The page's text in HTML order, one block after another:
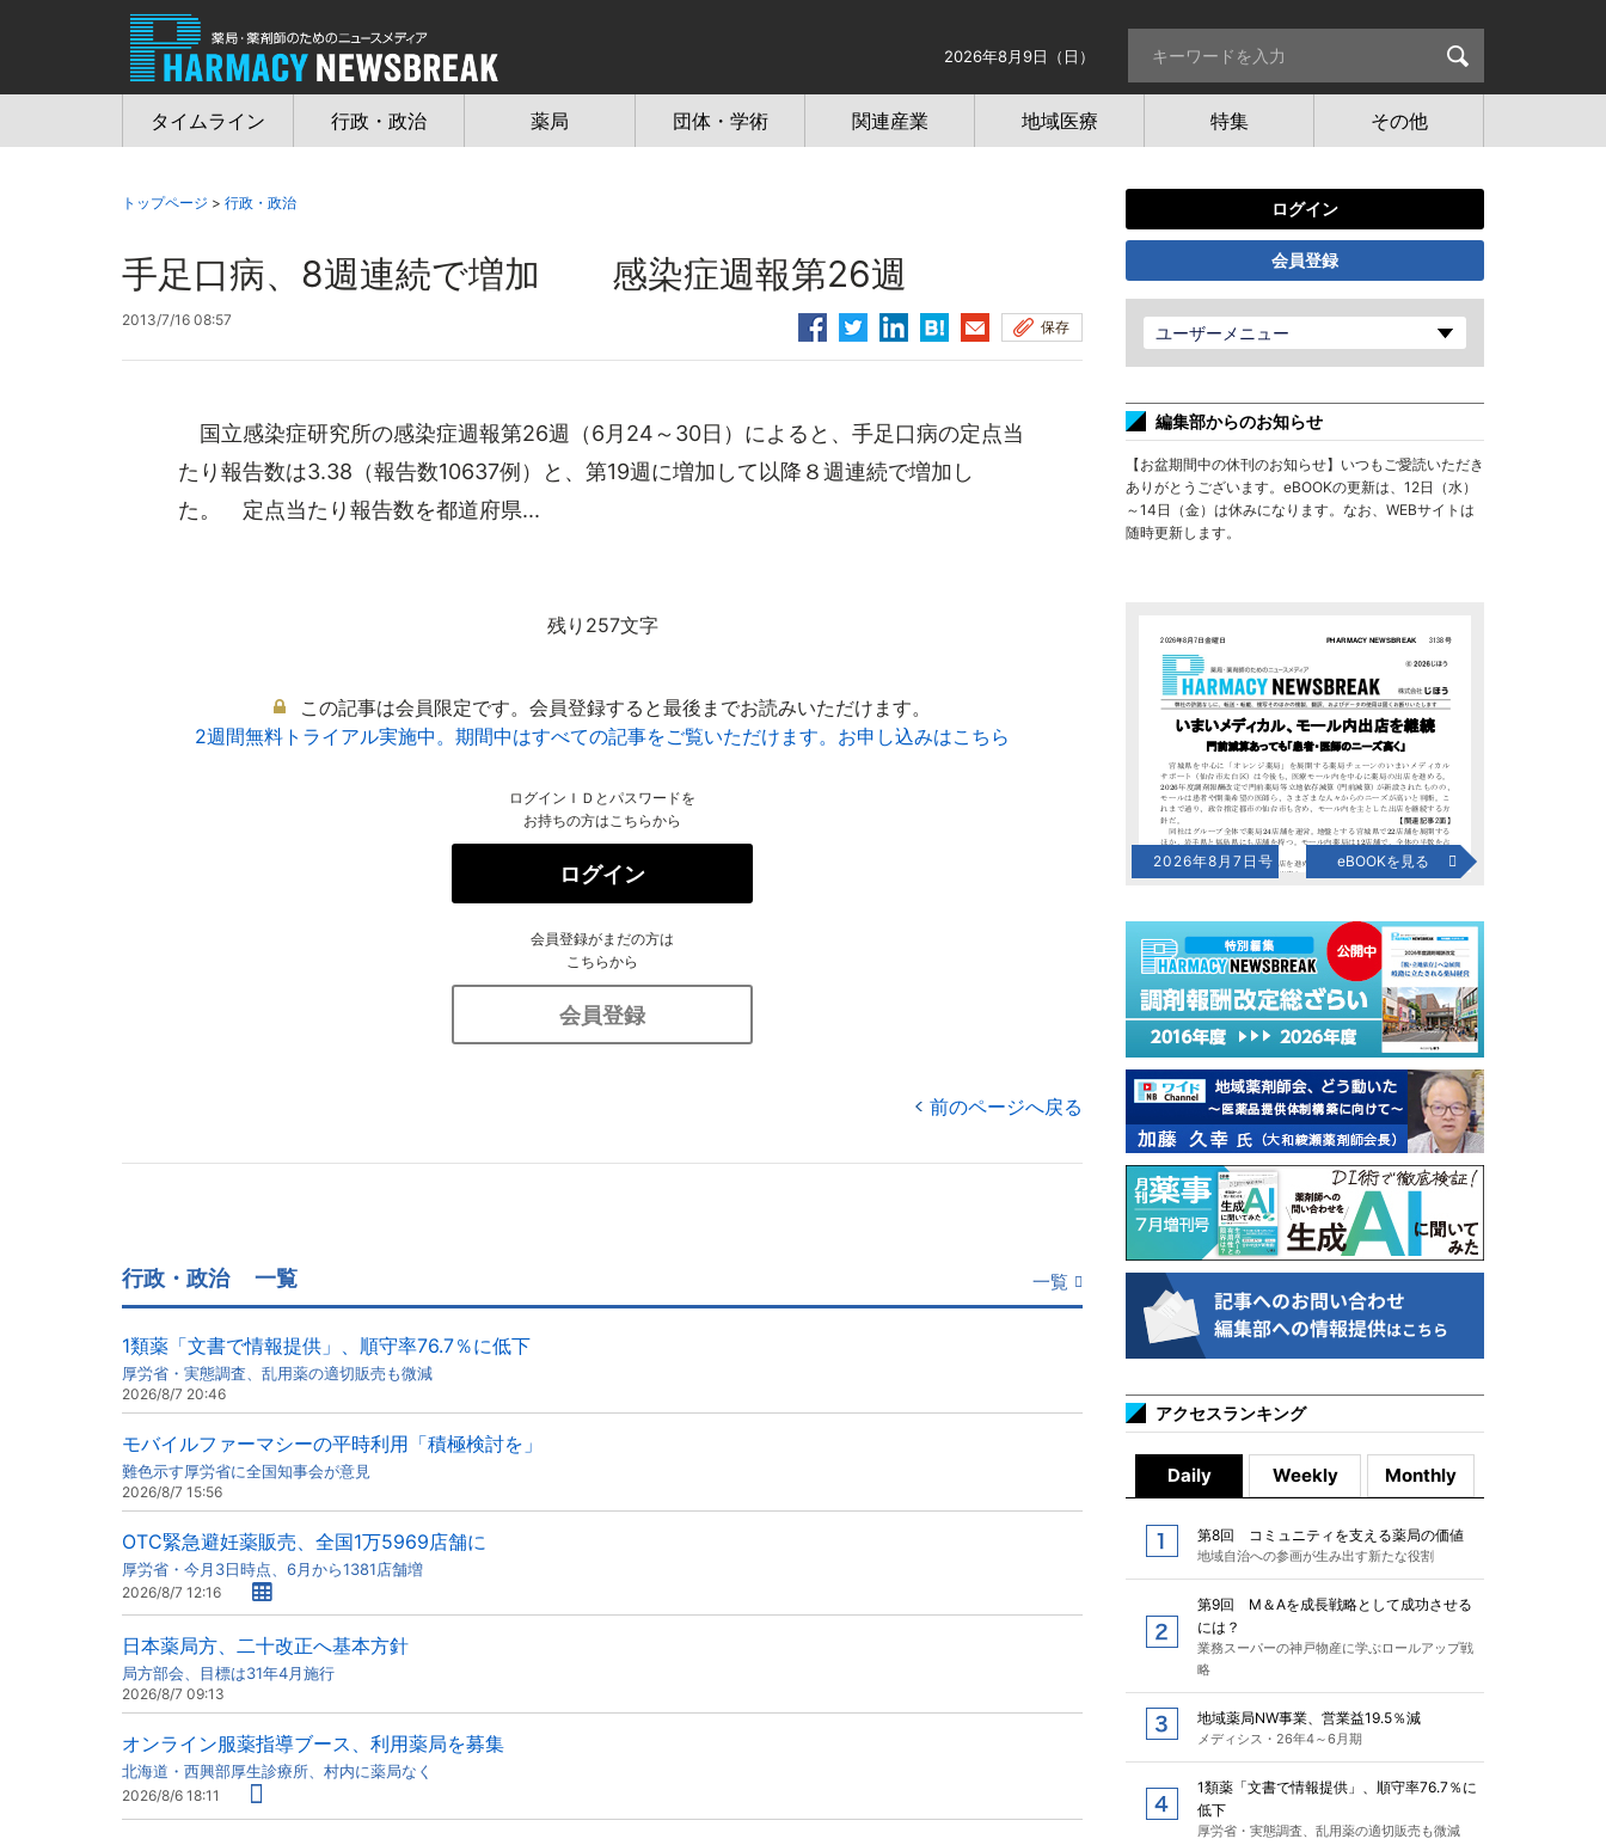
2026年8月9日（日）
タイムライン 行政・政治 薬局 団体・学術 関連産業 地域医療 特集 その他
トップページ > 行政・政治
手足口病、8週連続で増加 感染症週報第26週
2013/7/16 08:57 保存
国立感染症研究所の感染症週報第26週（6月24～30日）によると、手足口病の定点当
たり報告数は3.38（報告数10637例）と、第19週に増加して以降８週連続で増加し
た。 定点当たり報告数を都道府県...
残り257文字
この記事は会員限定です。会員登録すると最後までお読みいただけます。
2週間無料トライアル実施中。期間中はすべての記事をご覧いただけます。お申し込みはこちら
ログインＩＤとパスワードを
お持ちの方はこちらから
ログイン
会員登録がまだの方は
こちらから
会員登録
前のページへ戻る
行政・政治 一覧 一覧
1類薬「文書で情報提供」、順守率76.7％に低下
厚労省・実態調査、乱用薬の適切販売も微減
2026/8/7 20:46
モバイルファーマシーの平時利用「積極検討を」
難色示す厚労省に全国知事会が意見
2026/8/7 15:56
OTC緊急避妊薬販売、全国1万5969店舗に
厚労省・今月3日時点、6月から1381店舗増
2026/8/7 12:16
日本薬局方、二十改正へ基本方針
局方部会、目標は31年4月施行
2026/8/7 09:13
オンライン服薬指導ブース、利用薬局を募集
北海道・西興部厚生診療所、村内に薬局なく
2026/8/6 18:11
ログイン
会員登録
ユーザーメニュー
編集部からのお知らせ
【お盆期間中の休刊のお知らせ】いつもご愛読いただき
ありがとうございます。eBOOKの更新は、12日（水）
～14日（金）は休みになります。なお、WEBサイトは
随時更新します。
2026年8月7日号 eBOOKを見る
アクセスランキング
Daily Weekly Monthly
第8回 コミュニティを支える薬局の価値
地域自治への参画が生み出す新たな役割
第9回 M＆Aを成長戦略として成功させる
には？
業務スーパーの神戸物産に学ぶロールアップ戦
略
地域薬局NW事業、営業益19.5％減
メディシス・26年4～6月期
1類薬「文書で情報提供」、順守率76.7％に
低下
厚労省・実態調査、乱用薬の適切販売も微減